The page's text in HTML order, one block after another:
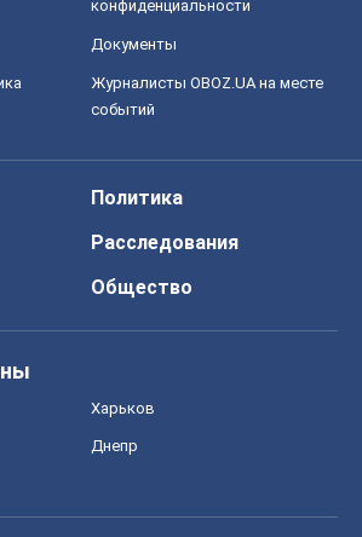
конфиденциальности
Документы
Журналисты OBOZ.UA на месте
событий
Политика
Расследования
Общество
Харьков
Днепр